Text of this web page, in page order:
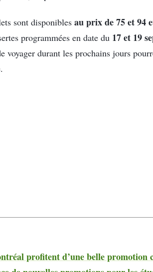
sont disponibles au prix de 75 et 94
programmées en date du 17 et 19
voyager durant les prochains jours
profitent d’une belle promotion